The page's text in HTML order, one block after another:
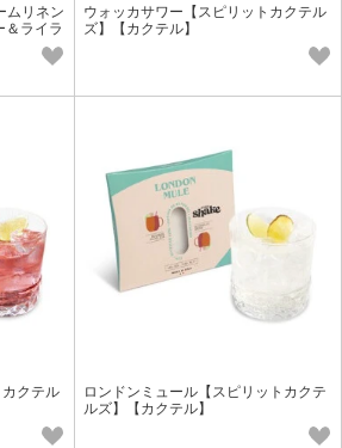
ムリネン
＆ライラ
ウォッカサワー【スピリットカクテル
ズ】【カクテル】
クテル
ロンドンミュール【スピリットカクテ
ルズ】【カクテル】